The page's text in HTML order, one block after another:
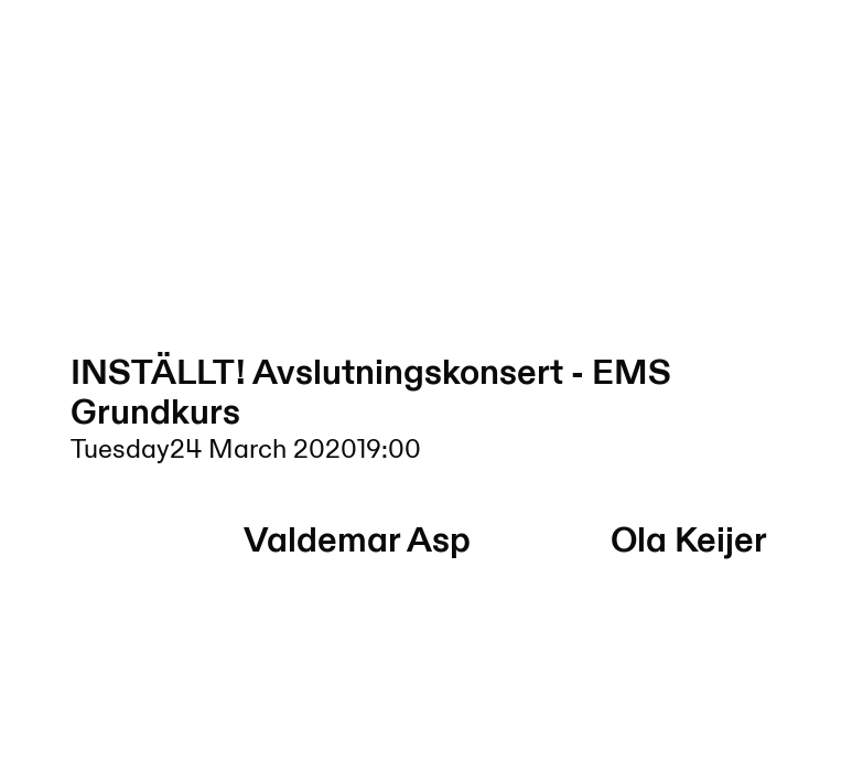
INSTÄLLT! Avslutningskonsert - EMS
Grundkurs
Tuesday24 March 202019:00
Valdemar Asp Ola Keijer